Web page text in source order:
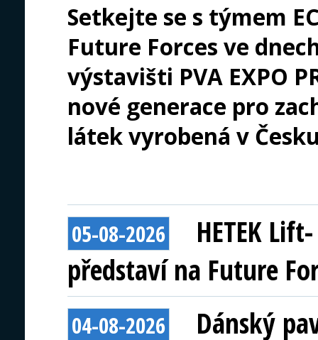
Setkejte se s týmem
Future Forces ve
výstavišti PVA EXPO
nové generace pro
látek vyrobená v
05-08-2026
HETEK
představí na Future
04-08-2026
Dánský